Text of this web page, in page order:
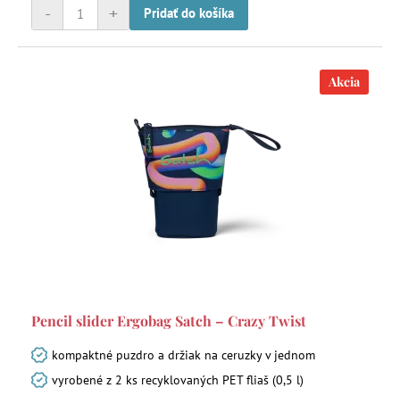
+
- Pridať do košíka
Akcia
Pencil slider Ergobag Satch – Crazy Twist
kompaktné puzdro a držiak na ceruzky v jednom
vyrobené z 2 ks recyklovaných PET fliaš (0,5 l)